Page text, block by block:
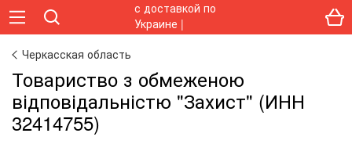
Черкасская область
Товариство з обмеженою
відповідальністю "Захист" (ИНН
32414755)